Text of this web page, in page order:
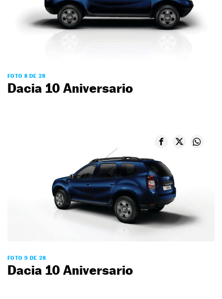
FOTO 8 DE 28
Dacia 10 Aniversario
FOTO 9 DE 28
Dacia 10 Aniversario